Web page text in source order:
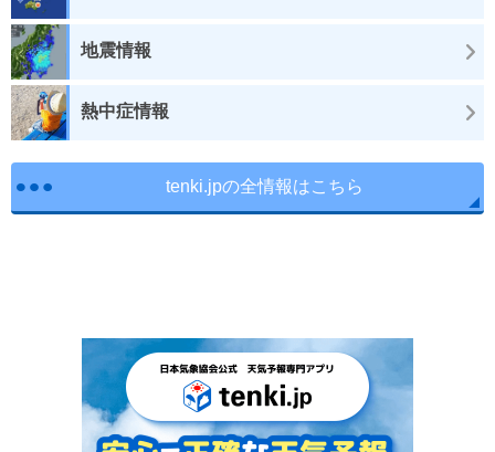
地震情報
熱中症情報
tenki.jpの全情報はこちら